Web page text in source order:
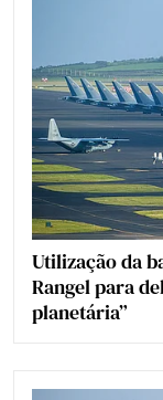
Utilização da
Rangel para
planetária”